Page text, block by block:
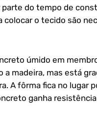
do tempo de
colocar o tecido são
úmido em
a madeira, mas está
A fôrma fica no lugar
ganha